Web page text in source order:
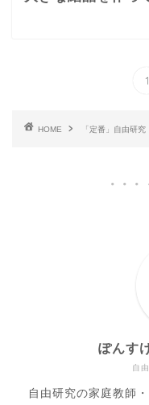
1
HOME 「定番」自由研究
自
ぽんす
自由研究の家庭教師